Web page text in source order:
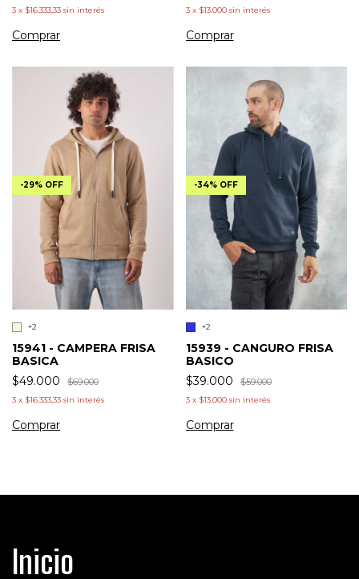
3 x $16.333,33 sin interés
Comprar
3 x $13.000 sin interés
Comprar
-29% OFF
+2
15941 - CAMPERA FRISA
BASICA
$49.000
$69.000
3 x $16.333,33 sin interés
Comprar
-34% OFF
+2
15939 - CANGURO FRISA
BASICO
$39.000
$59.000
3 x $13.000 sin interés
Comprar
Inicio